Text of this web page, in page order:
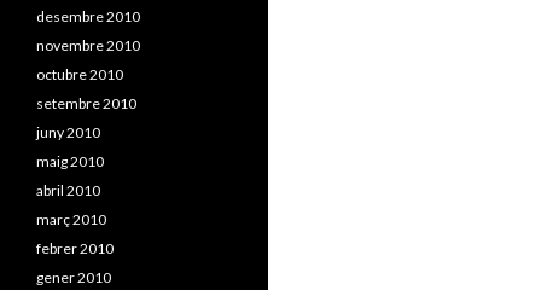
desembre 2010
novembre 2010
octubre 2010
setembre 2010
juny 2010
maig 2010
abril 2010
març 2010
febrer 2010
gener 2010